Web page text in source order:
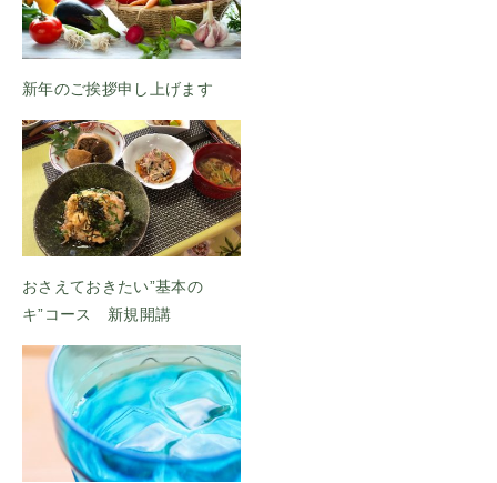
新年のご挨拶申し上げます
おさえておきたい”基本の
キ”コース 新規開講